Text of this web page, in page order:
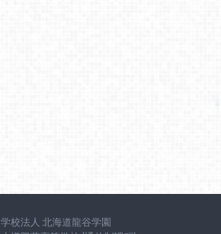
学校法人 北海道龍谷学園